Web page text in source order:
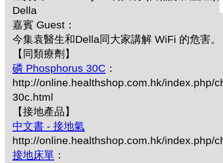
Della
嘉賓 Guest：
今集袁醫生和Della同大家講解 WiFi 的危害。
【同類療劑】
磷 Phosphorus 30C ：
http://online.healthshop.com.hk/index.php/
30c.html
【接地產品】
中文書 - 接地氣
http://online.healthshop.com.hk/index.php/
接地床單 ：